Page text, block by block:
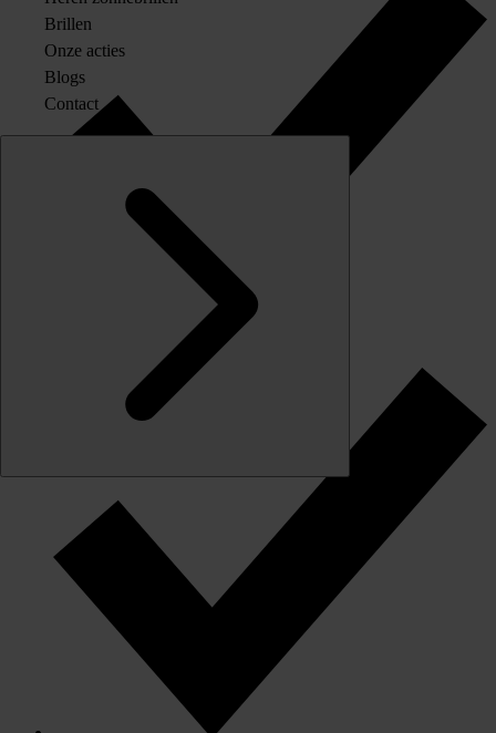
Originele merkglazen op sterkte
Brillen
Onze acties
Blogs
Contact